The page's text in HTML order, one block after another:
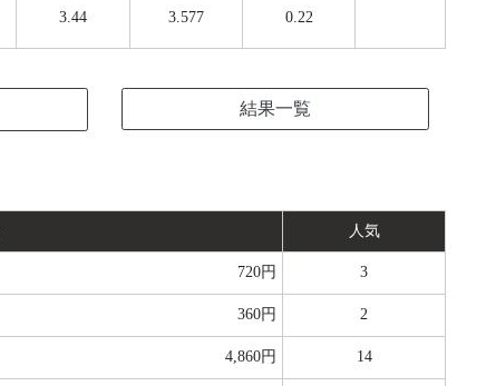
3.44 3.577 0.22
結果一覧
人気
720円 3
360円 2
4,860円 14